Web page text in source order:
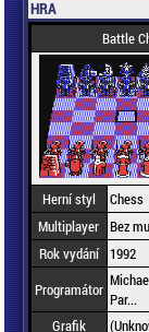
HRA
Battle
Herní styl
Chess
Multiplayer Bez
Rok vydání
1992
Programátor Par...
Grafik